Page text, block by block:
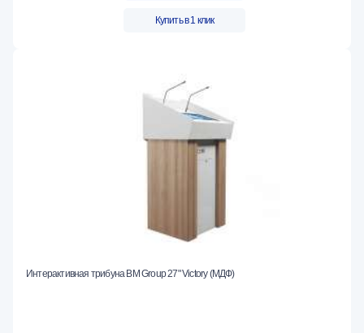
Купить в 1 клик
Интерактивная трибуна BM Group 27" Victory (МДФ)